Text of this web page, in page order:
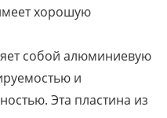
хорошую
собой алюминиевую
и
Эта пластина из